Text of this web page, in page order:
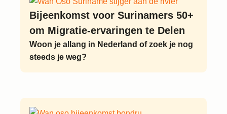
Bijeenkomst voor Surinamers 50+
om Migratie-ervaringen te Delen
Woon je allang in Nederland of zoek je nog
steeds je weg?